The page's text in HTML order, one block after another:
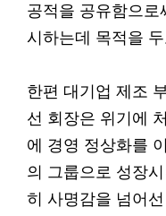
공적을 공유함으로
시하는데 목적을
한편 대기업 제조
선 회장은 위기에
에 경영 정상화를
의 그룹으로 성장
히 사명감을 넘어